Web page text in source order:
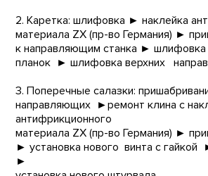
2. Каретка: шлифовка ► наклейка
материала ZX (пр-во Германия) ►
к направляющим станка ►
планок ► шлифовка верхних
3. Поперечные салазки:
направляющих ►ремонт клина с
антифрикционного
материала ZX (пр-во Германия) ►
► установка нового винта с
►